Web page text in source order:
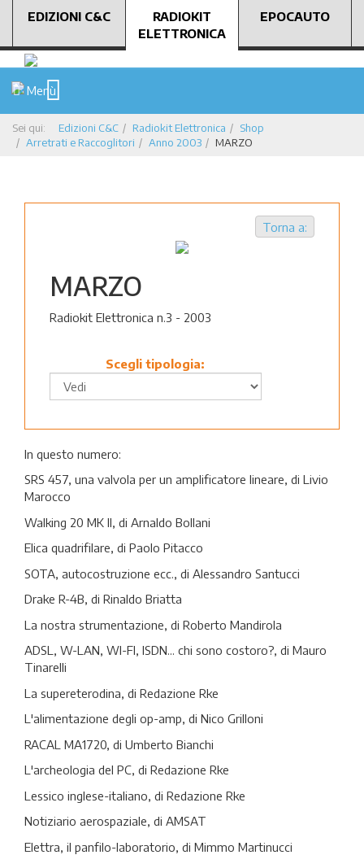
EDIZIONI C&C
RADIOKIT
ELETTRONICA
EPOCAUTO
Menù
Sei qui: Edizioni C&C Radiokit Elettronica
Shop
Arretrati e Raccoglitori
Anno 2003 MARZO
Torna a:
MARZO
Radiokit Elettronica n.3 - 2003
Scegli tipologia:
In questo numero:
SRS 457, una valvola per un amplificatore lineare, di Livio
Marocco
Walking 20 MK II, di Arnaldo Bollani
Elica quadrifilare, di Paolo Pitacco
SOTA, autocostruzione ecc., di Alessandro Santucci
Drake R-4B, di Rinaldo Briatta
La nostra strumentazione, di Roberto Mandirola
ADSL, W-LAN, WI-FI, ISDN... chi sono costoro?, di Mauro
Tinarelli
La supereterodina, di Redazione Rke
L'alimentazione degli op-amp, di Nico Grilloni
RACAL MA1720, di Umberto Bianchi
L'archeologia del PC, di Redazione Rke
Lessico inglese-italiano, di Redazione Rke
Notiziario aerospaziale, di AMSAT
Elettra, il panfilo-laboratorio, di Mimmo Martinucci